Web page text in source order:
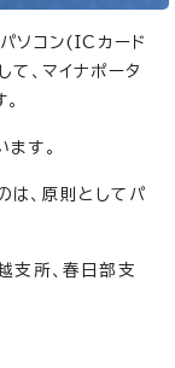
ソコン(ICカード
て、マイナポータ
す。
は、原則としてパ
支所、春日部支